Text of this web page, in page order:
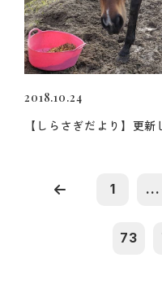
2018.10.24
【しらさぎだより】更新
1 ...
73